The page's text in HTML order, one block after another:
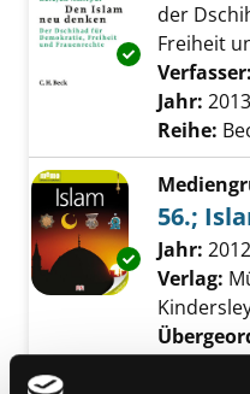
Exemplar-
der
Freiheit
Verfasser:
Jahr: 2013
Reihe:
Exemplar-
56.;
Suche
Jahr: 2012
Verlag: